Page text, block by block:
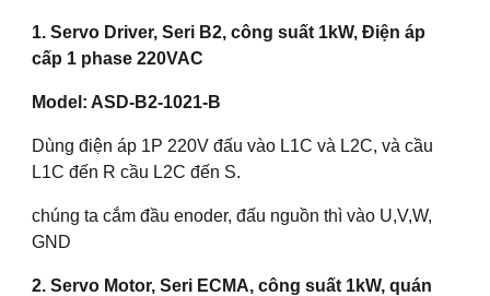
1. Servo Driver, Seri B2, công suất 1kW, Điện áp
cấp 1 phase 220VAC
Model: ASD-B2-1021-B
Dùng điện áp 1P 220V đấu vào L1C và L2C, và cầu
L1C đến R cầu L2C đến S.
chúng ta cắm đầu enoder, đấu nguồn thì vào U,V,W,
GND
2. Servo Motor, Seri ECMA, công suất 1kW, quán